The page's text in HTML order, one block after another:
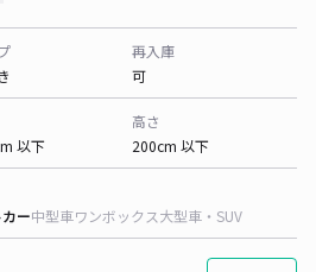
再入庫
可
以下
高さ
200cm 以下
ー中型車ワンボックス大型車・SUV